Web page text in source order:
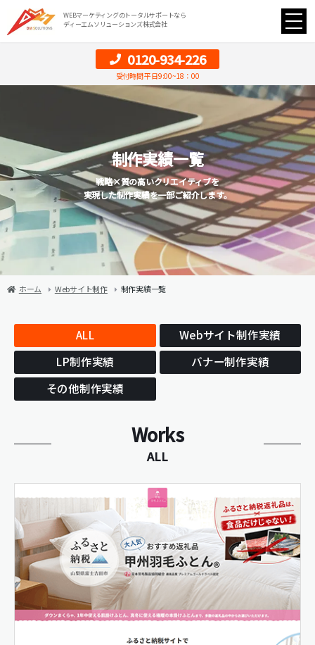
WEBマーケティングのトータルサポートなら
ディーエムソリューションズ株式会社
0120-934-226
受付時間 平日9:00~18：00
制作実績一覧
戦略×質の高いクリエイティブを
実現した制作実績を一部ご紹介します。
ホーム Webサイト制作 制作実績一覧
ALL
Webサイト制作実績
LP制作実績
バナー制作実績
その他制作実績
Works
ALL